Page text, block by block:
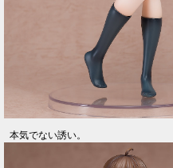
本気でない誘い。